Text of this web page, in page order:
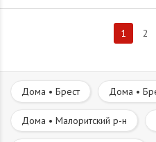
1 2
Дома • Брест Дома •
Дома • Малоритский р-н